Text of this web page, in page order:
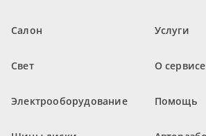
Салон
Свет
Электрооборудование
Услуги
О сервисе
Помощь